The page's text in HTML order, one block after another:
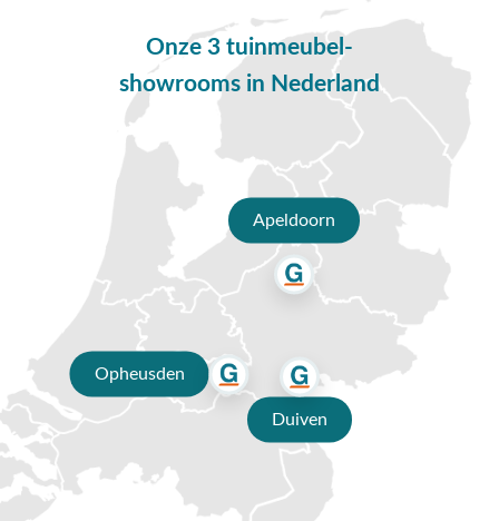
Opheusden, Duiven of Apeldoorn. Onze specialisten voorzien
je graag van een deskundig advies op maat.
Waarom kopen bij Van der Garde
tuinmeubelen?
✔ 80 jaar ervaring
✔ Persoonlijk advies van specialisten
✔ Gratis verzending vanaf €50,-
✔ Goede service
Onze 3 tuinmeubel-
showrooms in Nederland
Apeldoorn
Opheusden
Duiven